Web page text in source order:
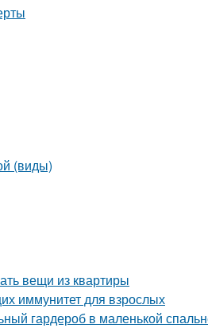
(виды)
вещи из квартиры
иммунитет для взрослых
гардероб в маленькой